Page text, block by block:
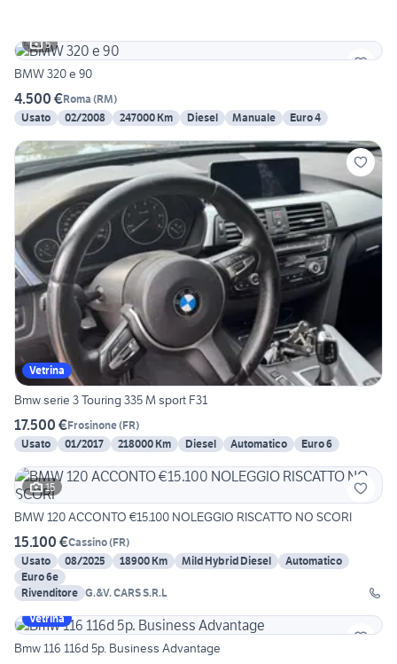
5
BMW 320 e 90
4.500 €Roma (RM)
Usato
02/2008 247000 Km Diesel Manuale Euro 4
Vetrina
Bmw serie 3 Touring 335 M sport F31
17.500 €Frosinone(FR)
Usato
01/2017 218000 Km Diesel Automatico Euro 6
15
BMW 120 ACCONTO €15.100 NOLEGGIO RISCATTO NO SCORI
15.100 €Cassino(FR)
Usato
08/2025 18900 Km Mild Hybrid Diesel
Automatico
Euro 6e
Rivenditore G.&V. CARS S.R.L
Vetrina
Bmw 116 116d 5p. Business Advantage